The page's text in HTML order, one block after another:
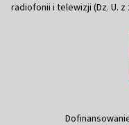
radiofonii i telewizji (Dz. U. z